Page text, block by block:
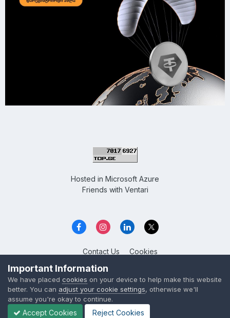
Hosted in Microsoft Azure
Friends with Ventari
Contact Us Cookies
Overclockers GE
Powered by Invision Community
Important Information
We have placed cookies on your device to help make this website
better. You can adjust your cookie settings, otherwise we'll
assume you're okay to continue.
Accept Cookies Reject Cookies